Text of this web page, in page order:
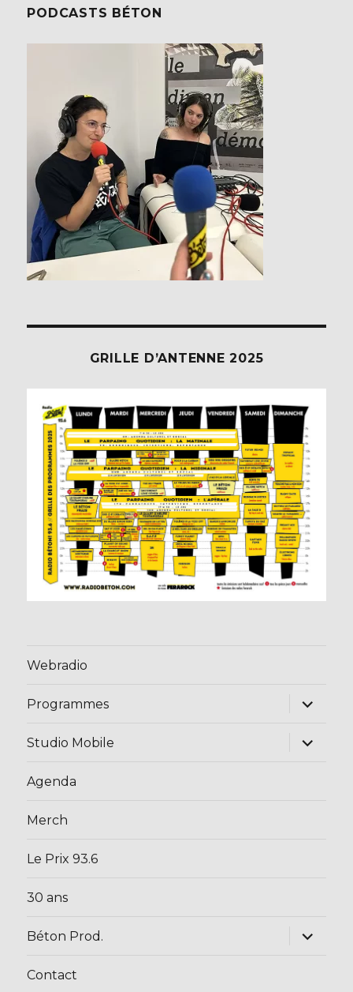
PODCASTS BÉTON
GRILLE D’ANTENNE 2025
Webradio
Programmes
ouvrir
menu
Studio Mobile
ouvrir
Agenda
Merch
Le Prix 93.6
30 ans
Béton Prod.
ouvrir
Contact